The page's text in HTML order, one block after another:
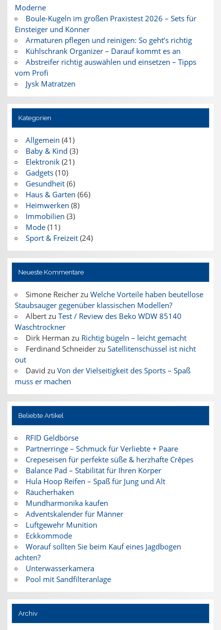
Moderne
Boule-Kugeln im großen Praxistest 2026 – Sets für
Einsteiger und Könner
Armaturen pflegen und reinigen: So geht’s richtig
Kühlschrank Organizer – Darauf kommt es an
Abstreifer richtig auswählen und einsetzen – Tipps
vom Profi
Jysk Matratzen
Kategorien
Allgemein (41)
Baby & Kind (3)
Elektronik(21)
Gadgets(10)
Gesundheit(6)
Haus & Garten (66)
Heimwerken (8)
Immobilien (3)
Mode(11)
Sport & Freizeit(24)
Neueste Kommentare
Simone Reicherzu Welche Vorteile haben beutellose
Staubsauger gegenüber klassischen Modellen?
Albertzu Test / Review des Beko WDW 85140
Waschtrockner
Dirk Herman zu Richtig bügeln – leicht gemacht
Ferdinand Schneiderzu Satellitenschüssel ist nicht
out
David zu Von der Vielseitigkeit des Sports – Spaß
muss er machen
Beliebte Artikel
RFID Geldbörse
Partnerringe – Schmuck für Verliebte + Paare
Crepeseisen für perfekte süße & herzhafte Crêpes
Balance Pad – Stabilität für Ihren Körper
Hula Hoop Reifen – Spaß für Jung und Alt
Räucherhaken
Mundharmonika kaufen
Adventskalender für Männer
Luftgewehr Munition
Eckkommode
Worauf sollten Sie beim Kauf eines Jagdbogen
achten?
Unterwasserkamera
Pool mit Sandfilteranlage
Archiv